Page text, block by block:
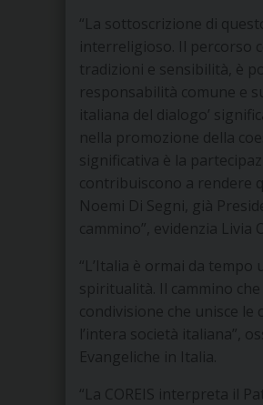
“La sottoscrizione di
interreligioso. Il percorso
tradizioni e sensibilità, è
responsabilità comune e
italiana del dialogo’
nella promozione della
significativa è la
contribuiscono a rendere
Noemi Di Segni, già
cammino”, evidenzia Livia
“L’Italia è ormai da
spiritualità. Il cammino
condivisione che unisce
l’intera società italiana”,
Evangeliche in Italia.
“La COREIS interpreta il